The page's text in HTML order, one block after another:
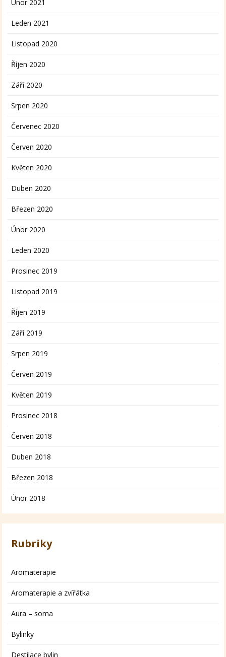
Únor 2021
Leden 2021
Listopad 2020
Říjen 2020
Září 2020
Srpen 2020
Červenec 2020
Červen 2020
Květen 2020
Duben 2020
Březen 2020
Únor 2020
Leden 2020
Prosinec 2019
Listopad 2019
Říjen 2019
Září 2019
Srpen 2019
Červen 2019
Květen 2019
Prosinec 2018
Červen 2018
Duben 2018
Březen 2018
Únor 2018
Rubriky
Aromaterapie
Aromaterapie a zvířátka
Aura – soma
Bylinky
Destilace bylin